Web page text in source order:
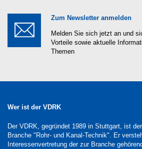
Zum Newsletter anmelden
Melden Sie sich jetzt an und
Vorteile sowie aktuelle
Themen
Wer ist der VDRK
Der VDRK, gegründet 1989 in Stuttgart, ist
Branche "Rohr- und Kanal-Technik". Er
Interessenvertretung der zur Branche